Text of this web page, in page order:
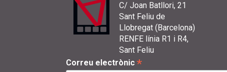
C/ Joan Batllori, 21
Sant Feliu de
Llobregat (Barcelona)
RENFE línia R1 i R4,
Sant Feliu
Correu electrònic *